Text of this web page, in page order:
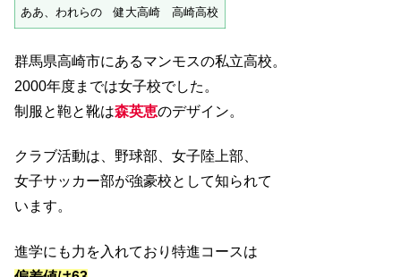
ああ、われらの 健大高崎 高崎高校
群馬県高崎市にあるマンモスの私立高校。
2000年度までは女子校でした。
制服と鞄と靴は森英恵のデザイン。
クラブ活動は、野球部、女子陸上部、
女子サッカー部が強豪校として知られて
います。
進学にも力を入れており特進コースは